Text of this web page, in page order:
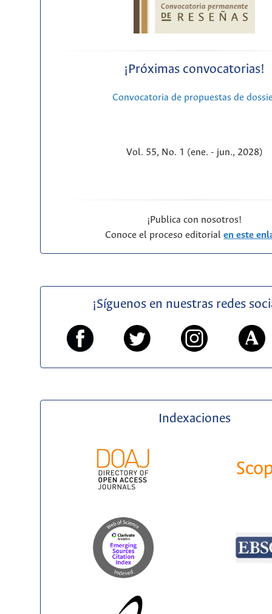
¡Próximas convocatorias!
Convocatoria de propuestas de
Vol. 55, No. 1 (ene. - jun., 2028)
¡Publica con nosotros!
Conoce el proceso editorialen este
¡Síguenos en nuestras redes
Indexaciones